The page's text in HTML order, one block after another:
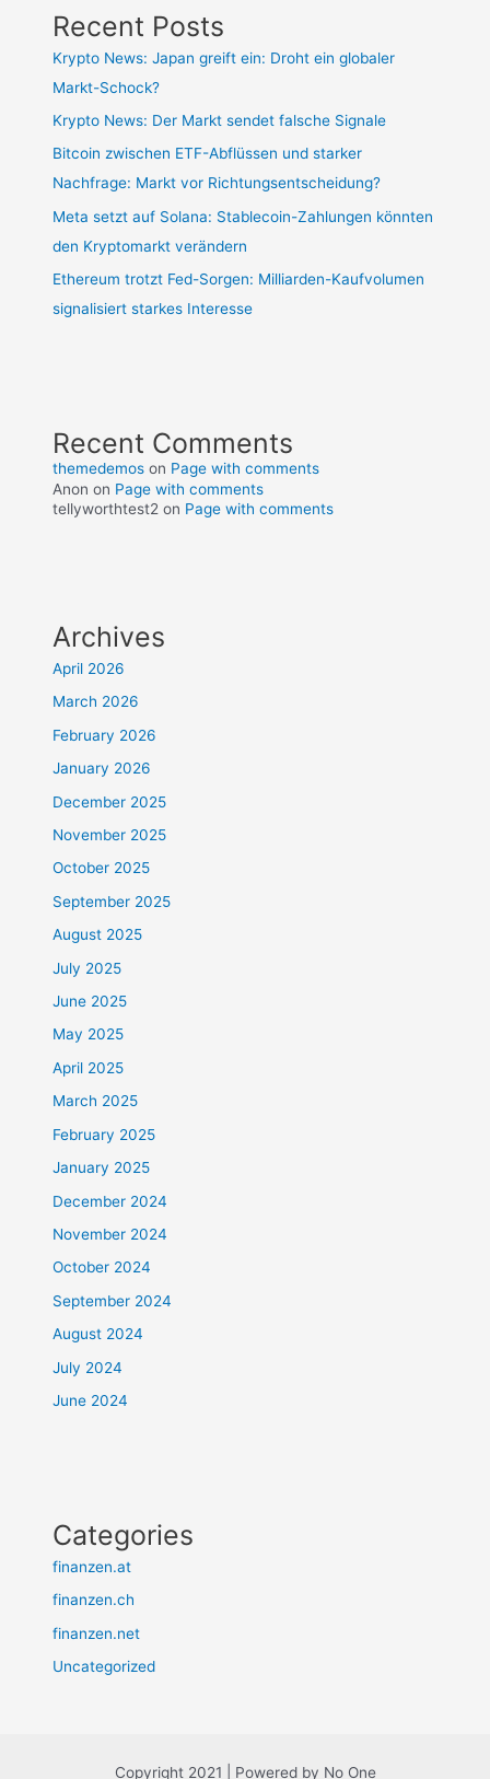
Recent Posts
Krypto News: Japan greift ein: Droht ein globaler
Markt-Schock?
Krypto News: Der Markt sendet falsche Signale
Bitcoin zwischen ETF-Abflüssen und starker
Nachfrage: Markt vor Richtungsentscheidung?
Meta setzt auf Solana: Stablecoin-Zahlungen könnten
den Kryptomarkt verändern
Ethereum trotzt Fed-Sorgen: Milliarden-Kaufvolumen
signalisiert starkes Interesse
Recent Comments
themedemos on Page with comments
Anon on Page with comments
tellyworthtest2 on Page with comments
Archives
April 2026
March 2026
February 2026
January 2026
December 2025
November 2025
October 2025
September 2025
August 2025
July 2025
June 2025
May 2025
April 2025
March 2025
February 2025
January 2025
December 2024
November 2024
October 2024
September 2024
August 2024
July 2024
June 2024
Categories
finanzen.at
finanzen.ch
finanzen.net
Uncategorized
Copyright 2021 | Powered by No One